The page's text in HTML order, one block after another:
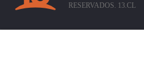
RESERVADOS. 13.CL